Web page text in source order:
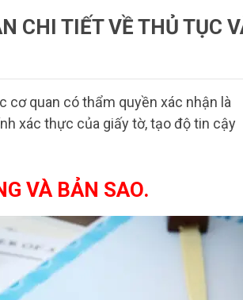
CHI TIẾT VỀ THỦ TỤC
cơ quan có thẩm quyền xác nhận là
xác thực của giấy tờ, tạo độ tin cậy
VÀ BẢN SAO.